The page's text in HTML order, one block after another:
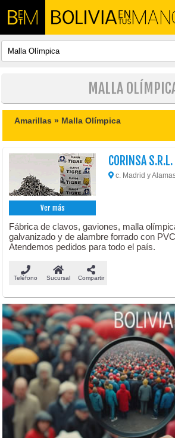
MALLA
Amarillas » Malla Olímpica
Ver más
CORINSA S.R.L.
c. Madrid y
Fábrica de clavos, gaviones, malla
galvanizado y de alambre forrado con
Atendemos pedidos para todo el país.
Teléfono Sucursal Compartir